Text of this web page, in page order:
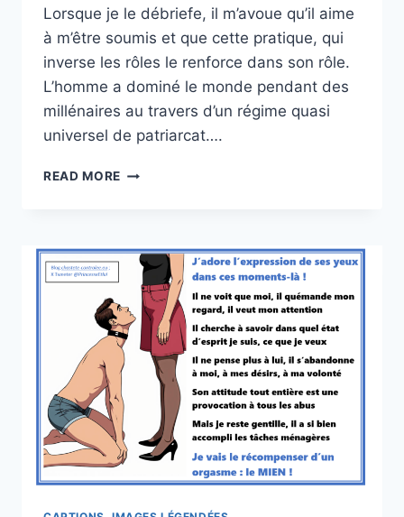
Lorsque je le débriefe, il m’avoue qu’il aime
à m’être soumis et que cette pratique, qui
inverse les rôles le renforce dans son rôle.
L’homme a dominé le monde pendant des
millénaires au travers d’un régime quasi
universel de patriarcat….
READ MORE PARADER